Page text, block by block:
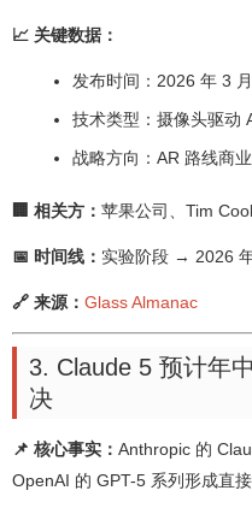
📈 关键数据：
发布时间：2026 年 3
技术类型：摄像头驱动
战略方向：AR 路线商
🏢 相关方： 苹果公司、Tim
📅 时间线： 实验阶段 → 2026
🔗 来源： Glass Almanac
3. Claude 5 预计年
决
📌 核心事实： Anthropic 的
OpenAI 的 GPT-5 系列形成直接